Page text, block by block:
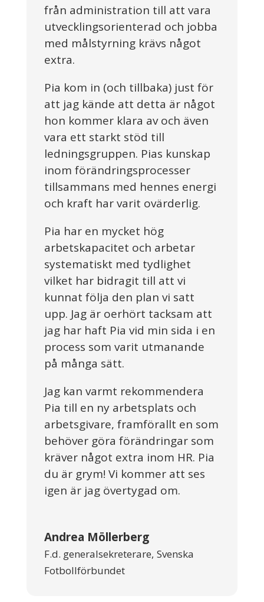
från administration till att vara
utvecklingsorienterad och jobba
med målstyrning krävs något
extra.
Pia kom in (och tillbaka) just för
att jag kände att detta är något
hon kommer klara av och även
vara ett starkt stöd till
ledningsgruppen. Pias kunskap
inom förändringsprocesser
tillsammans med hennes energi
och kraft har varit ovärderlig.
Pia har en mycket hög
arbetskapacitet och arbetar
systematiskt med tydlighet
vilket har bidragit till att vi
kunnat följa den plan vi satt
upp. Jag är oerhört tacksam att
jag har haft Pia vid min sida i en
process som varit utmanande
på många sätt.
Jag kan varmt rekommendera
Pia till en ny arbetsplats och
arbetsgivare, framförallt en som
behöver göra förändringar som
kräver något extra inom HR. Pia
du är grym! Vi kommer att ses
igen är jag övertygad om.
Andrea Möllerberg
F.d. generalsekreterare, Svenska
Fotbollförbundet